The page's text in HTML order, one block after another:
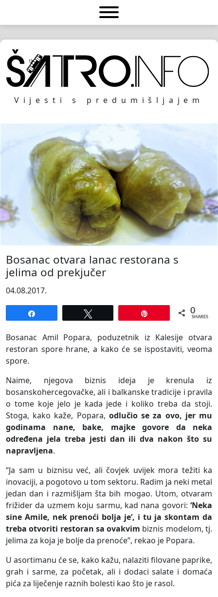
Vijesti s predumišljajem
Bosanac otvara lanac restorana s
jelima od prekjučer
04.08.2017.
0
SHARES
Bosanac Amil Popara, poduzetnik iz Kalesije otvara
restoran spore hrane, a kako će se ispostaviti, veoma
spore.
Naime, njegova biznis ideja je krenula iz
bosanskohercegovačke, ali i balkanske tradicije i pravila
o tome koje jelo je kada jede i koliko treba da stoji.
Stoga, kako kaže, Popara, odlučio se za ovo, jer mu
godinama nane, bake, majke govore da neka
određena jela treba jesti dan ili dva nakon što su
napravljena.
“Ja sam u biznisu već, ali čovjek uvijek mora težiti ka
inovaciji, a pogotovo u tom sektoru. Radim ja neki metal
jedan dan i razmišljam šta bih mogao. Utom, otvaram
frižider da uzmem koju sarmu, kad nana govori: ‘Neka
sine Amile, nek prenoći bolja je’, i tu ja skontam da
treba otvoriti restoran sa ovakvim biznis modelom, tj.
jelima za koja je bolje da prenoće”, rekao je Popara.
U asortimanu će se, kako kažu, nalaziti filovane paprike,
grah i sarme, za početak, ali i dodaci salate i domaća
pića za liječenje raznih bolesti kao što je rasol.